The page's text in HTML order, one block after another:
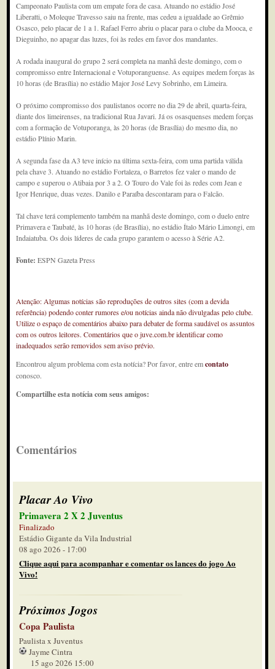
Campeonato Paulista com um empate fora de casa. Atuando no estádio José
Liberatti, o Moleque Travesso saiu na frente, mas cedeu a igualdade ao Grêmio
Osasco, pelo placar de 1 a 1. Rafael Ferro abriu o placar para o clube da Mooca, e
Dieguinho, no apagar das luzes, foi às redes em favor dos mandantes.
A rodada inaugural do grupo 2 será completa na manhã deste domingo, com o
compromisso entre Internacional e Votuporanguense. As equipes medem forças às
10 horas (de Brasília) no estádio Major José Levy Sobrinho, em Limeira.
O próximo compromisso dos paulistanos ocorre no dia 29 de abril, quarta-feira,
diante dos limeirenses, na tradicional Rua Javari. Já os osasquenses medem forças
com a formação de Votuporanga, às 20 horas (de Brasília) do mesmo dia, no
estádio Plínio Marin.
A segunda fase da A3 teve início na última sexta-feira, com uma partida válida
pela chave 3. Atuando no estádio Fortaleza, o Barretos fez valer o mando de
campo e superou o Atibaia por 3 a 2. O Touro do Vale foi às redes com Jean e
Igor Henrique, duas vezes. Danilo e Paraíba descontaram para o Falcão.
Tal chave terá complemento também na manhã deste domingo, com o duelo entre
Primavera e Taubaté, às 10 horas (de Brasília), no estádio Ítalo Mário Limongi, em
Indaiatuba. Os dois líderes de cada grupo garantem o acesso à Série A2.
Fonte:ESPN Gazeta Press
Atenção: Algumas notícias são reproduções de outros sites (com a devida
referência) podendo conter rumores e/ou notícias ainda não divulgadas pelo clube.
Utilize o espaço de comentários abaixo para debater de forma saudável os assuntos
com os outros leitores. Comentários que o juve.com.br identificar como
inadequados serão removidos sem aviso prévio.
Encontrou algum problema com esta notícia? Por favor, entre emcontato
conosco.
Compartilhe esta notícia com seus amigos:
Comentários
Placar Ao Vivo
Primavera 2 X 2 Juventus
Finalizado
Estádio Gigante da Vila Industrial
08 ago 2026 - 17:00
Clique aqui para acompanhar e comentar os lances do jogo Ao
Vivo!
Próximos Jogos
Copa Paulista
Paulista x Juventus
Jayme Cintra
15 ago 2026 15:00